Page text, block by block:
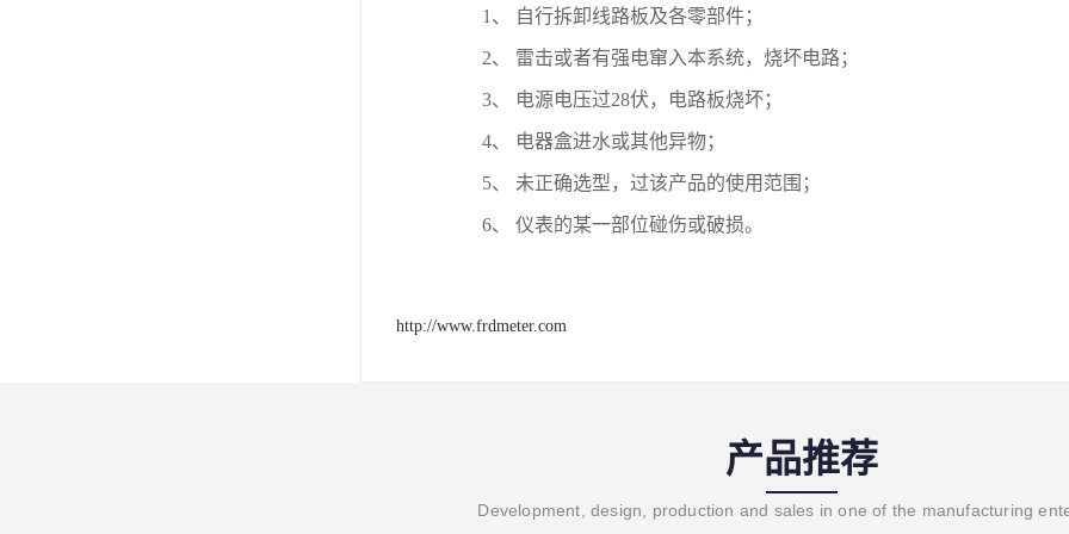
1 、 自行拆卸线路板及各零部件；
2、 雷击或者有强电窜入本系统，烧坏电路；
3、 电源电压过28伏，电路板烧坏；
4、 电器盒进水或其他异物；
5、 未正确选型，过该产品的使用范围；
6、 仪表的某一部位碰伤或破损。
http://www.frdmeter.com
产品推荐
Development, design, production and sales in one of the manufacturing